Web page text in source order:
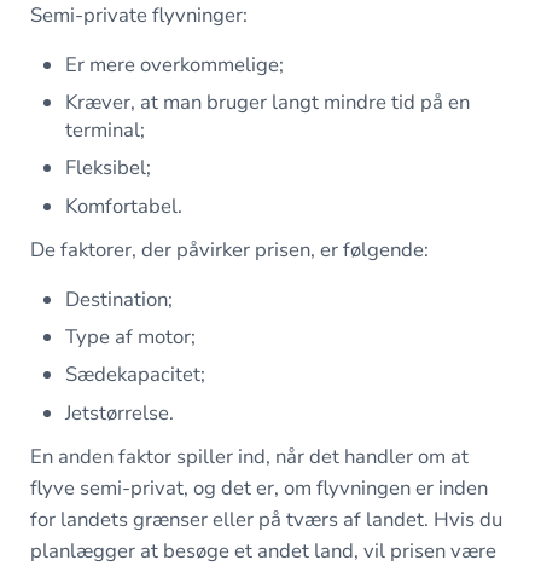
Semi-private flyvninger:
Er mere overkommelige;
Kræver, at man bruger langt mindre tid på en
terminal;
Fleksibel;
Komfortabel.
De faktorer, der påvirker prisen, er følgende:
Destination;
Type af motor;
Sædekapacitet;
Jetstørrelse.
En anden faktor spiller ind, når det handler om at
flyve semi-privat, og det er, om flyvningen er inden
for landets grænser eller på tværs af landet. Hvis du
planlægger at besøge et andet land, vil prisen være